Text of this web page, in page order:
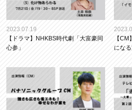
2023.07.19
【ドラマ】NHKBS時代劇「大富豪同
心参」
【
にな